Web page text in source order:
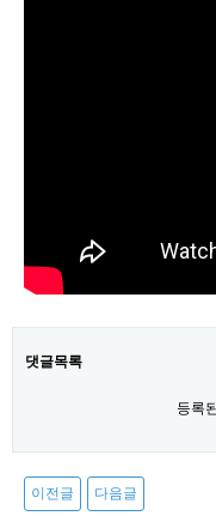
댓글목록
등록
이전글 다음글